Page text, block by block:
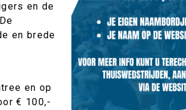
en de
en brede
en op
€ 100,-